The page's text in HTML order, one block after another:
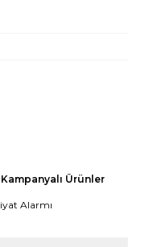
Kampanyalı Ürünler
Alarmı